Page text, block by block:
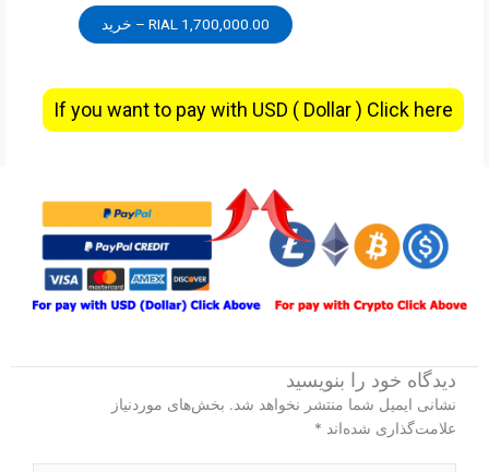
1,700,000.00 RIAL – خرید
If you want to pay with USD ( Dollar ) Click here
دیدگاه‌ خود را بنویسید
نشانی ایمیل شما منتشر نخواهد شد. بخش‌های موردنیاز
علامت‌گذاری شده‌اند *